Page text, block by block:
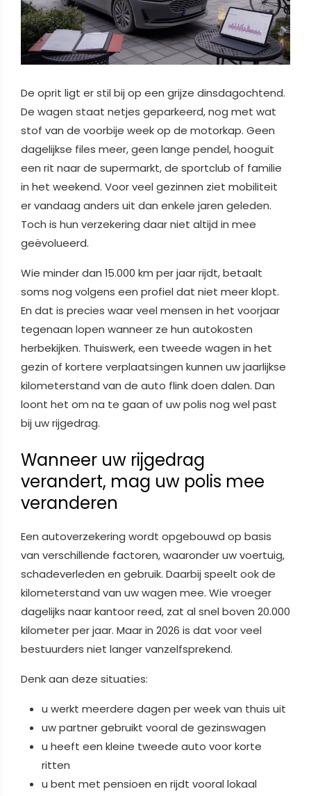
De oprit ligt er stil bij op een grijze dinsdagochtend.
De wagen staat netjes geparkeerd, nog met wat
stof van de voorbije week op de motorkap. Geen
dagelijkse files meer, geen lange pendel, hooguit
een rit naar de supermarkt, de sportclub of familie
in het weekend. Voor veel gezinnen ziet mobiliteit
er vandaag anders uit dan enkele jaren geleden.
Toch is hun verzekering daar niet altijd in mee
geëvolueerd.
Wie minder dan 15.000 km per jaar rijdt, betaalt
soms nog volgens een profiel dat niet meer klopt.
En dat is precies waar veel mensen in het voorjaar
tegenaan lopen wanneer ze hun autokosten
herbekijken. Thuiswerk, een tweede wagen in het
gezin of kortere verplaatsingen kunnen uw jaarlijkse
kilometerstand van de auto flink doen dalen. Dan
loont het om na te gaan of uw polis nog wel past
bij uw rijgedrag.
Wanneer uw rijgedrag
verandert, mag uw polis mee
veranderen
Een autoverzekering wordt opgebouwd op basis
van verschillende factoren, waaronder uw voertuig,
schadeverleden en gebruik. Daarbij speelt ook de
kilometerstand van uw wagen mee. Wie vroeger
dagelijks naar kantoor reed, zat al snel boven 20.000
kilometer per jaar. Maar in 2026 is dat voor veel
bestuurders niet langer vanzelfsprekend.
Denk aan deze situaties:
u werkt meerdere dagen per week van thuis uit
uw partner gebruikt vooral de gezinswagen
u heeft een kleine tweede auto voor korte
ritten
u bent met pensioen en rijdt vooral lokaal